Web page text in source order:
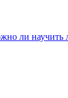
ли научить